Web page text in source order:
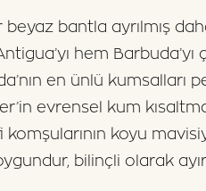
bantla ayrılmış
hem Barbuda’yı
en ünlü kumsalları
evrensel kum
koyu
bilinçli olarak